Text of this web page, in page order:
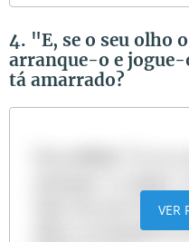
4. "E, se o seu olho
arranque-o e
tá amarrado?
vida com um só olho
olhos, ser lançado
VER